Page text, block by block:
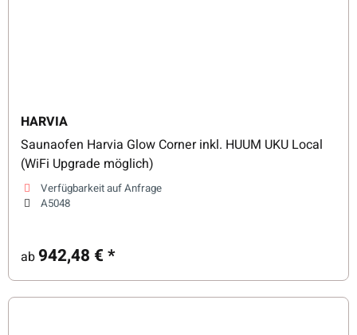
HARVIA
Saunaofen Harvia Glow Corner inkl. HUUM UKU Local
(WiFi Upgrade möglich)
Verfügbarkeit auf Anfrage
A5048
ab942,48 €*